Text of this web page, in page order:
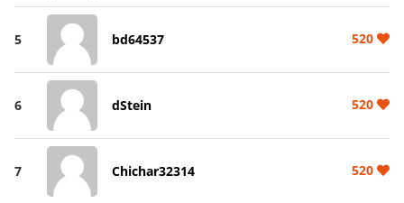
5 bd64537 520
6 dStein 520
7 Chichar32314 520